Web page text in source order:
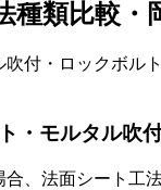
種類比較・
付・ロックボル
・モルタル吹
、法面シート工